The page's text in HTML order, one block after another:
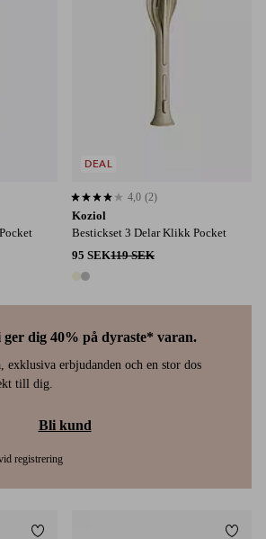
Koziol
Bestickset 3 Delar Klikk Pocket
95 SEK119 SEK
2 färger
4,0 baserat på 2 st betyg
4,0 (2)
DEAL
ger dig 40% på dyraste* varan.
exklusiva erbjudanden och en stor dos
till dig.
Bli kund
registrering
Lägg till i favoriter